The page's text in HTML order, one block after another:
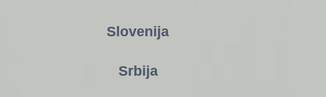
Slovenija
Srbija